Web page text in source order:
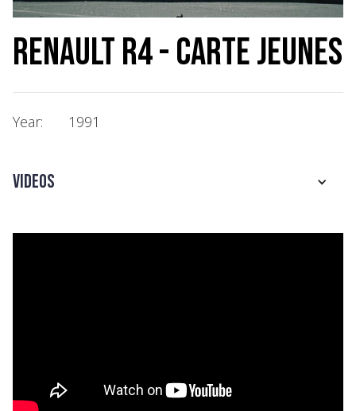
Renault R4 - Carte Jeunes
Year: 1991
Videos